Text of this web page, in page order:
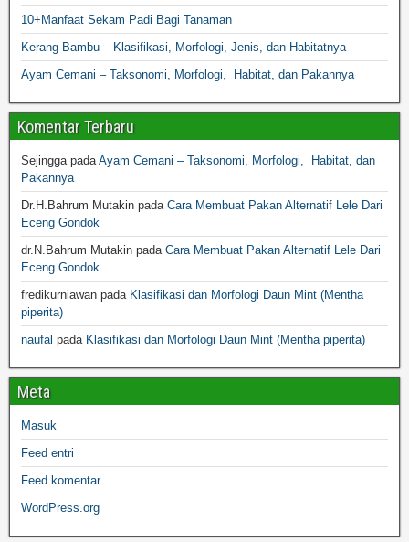
10+Manfaat Sekam Padi Bagi Tanaman
Kerang Bambu – Klasifikasi, Morfologi, Jenis, dan Habitatnya
Ayam Cemani – Taksonomi, Morfologi, Habitat, dan Pakannya
Komentar Terbaru
Sejingga pada Ayam Cemani – Taksonomi, Morfologi, Habitat, dan
Pakannya
Dr.H.Bahrum Mutakin pada Cara Membuat Pakan Alternatif Lele Dari
Eceng Gondok
dr.N.Bahrum Mutakin pada Cara Membuat Pakan Alternatif Lele Dari
Eceng Gondok
fredikurniawan pada Klasifikasi dan Morfologi Daun Mint (Mentha
piperita)
naufal pada Klasifikasi dan Morfologi Daun Mint (Mentha piperita)
Meta
Masuk
Feed entri
Feed komentar
WordPress.org